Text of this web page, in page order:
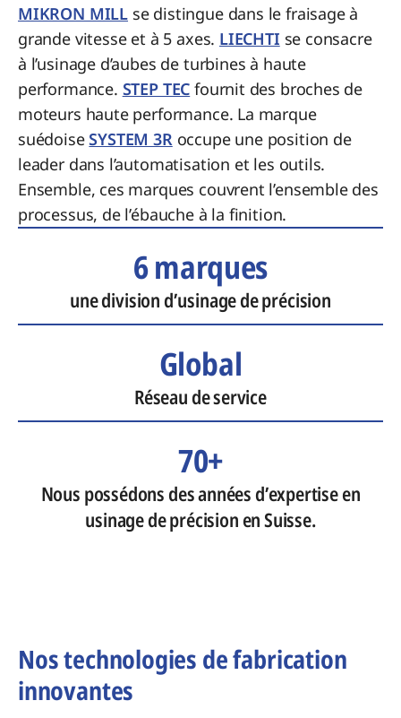
MIKRON MILL se distingue dans le fraisage à
grande vitesse et à 5 axes. LIECHTI se consacre
à l’usinage d’aubes de turbines à haute
performance. STEP TEC fournit des broches de
moteurs haute performance. La marque
suédoiseSYSTEM 3Roccupe une position de
leader dans l’automatisation et les outils.
Ensemble, ces marques couvrent l’ensemble des
processus, de l’ébauche à la finition.
6 marques
une division d’usinage de précision
Global
Réseau de service
70+
Nous possédons des années d’expertise en
usinage de précision en Suisse.
Nos technologies de fabrication
innovantes